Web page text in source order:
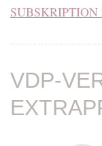
SUBSKRIPTION
VDP-